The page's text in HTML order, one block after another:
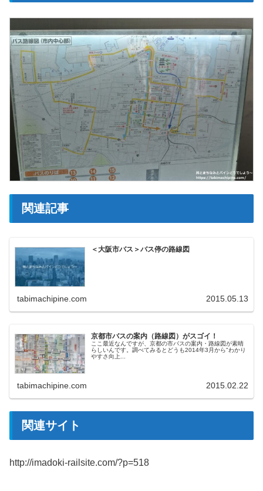
関連記事
＜大阪市バス＞バス停の路線図
tabimachipine.com 2015.05.13
京都市バスの案内（路線図）がスゴイ！
ここ最近なんですが、京都の市バスの案内・路線図が素晴
らしいんです。調べてみるとどうも2014年3月から"わかり
やすさ向上...
tabimachipine.com 2015.02.22
関連サイト
http://imadoki-railsite.com/?p=518